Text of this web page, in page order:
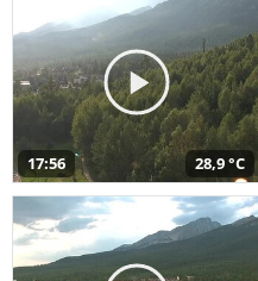
17:56 28,9 °C